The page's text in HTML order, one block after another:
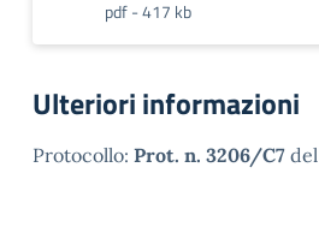
pdf - 417 kb
Ulteriori informazioni
Protocollo: Prot. n. 3206/C7 del